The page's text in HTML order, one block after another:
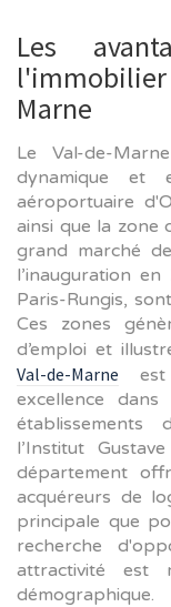
Les
Marne
Le Val-de-
dynamique et
aéroportuaire
ainsi que la zone
grand marché
l’inauguration
Paris-Rungis,
Ces zones
d’emploi et
Val-de-Marne est
excellence
l’Institut
département
acquéreurs de
principale que
recherche
attractivité est
démographique.